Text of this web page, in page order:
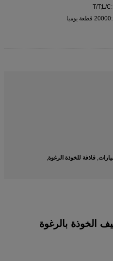
T/T;L/C
20000 قطعة يوميا
, قاذفة للخوذة الرغوة,
الخوذة بالرغوة